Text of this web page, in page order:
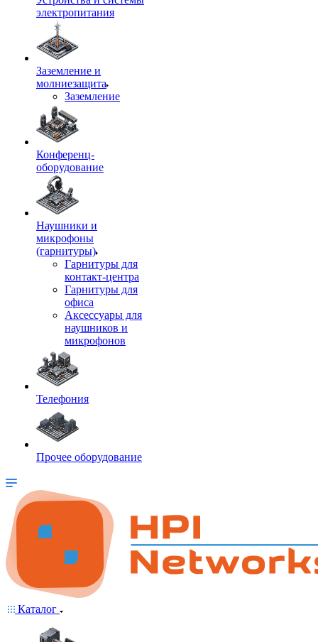
электропитания
Заземление и
молниезащита
Заземление
Конференц-
оборудование
Наушники и
микрофоны
(гарнитуры)
Гарнитуры для
контакт-центра
Гарнитуры для
офиса
Аксессуары для
наушников и
микрофонов
Телефония
Прочее оборудование
Каталог